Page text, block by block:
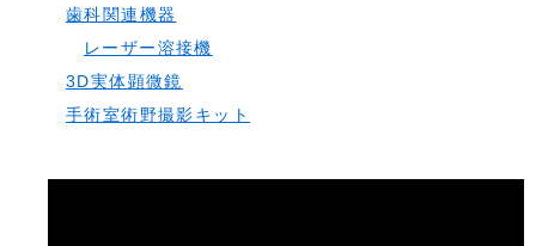
歯科関連機器
レーザー溶接機
3D実体顕微鏡
手術室術野撮影キット